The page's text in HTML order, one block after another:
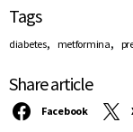
Tags
diabetes, metformina,
Share article
Facebook